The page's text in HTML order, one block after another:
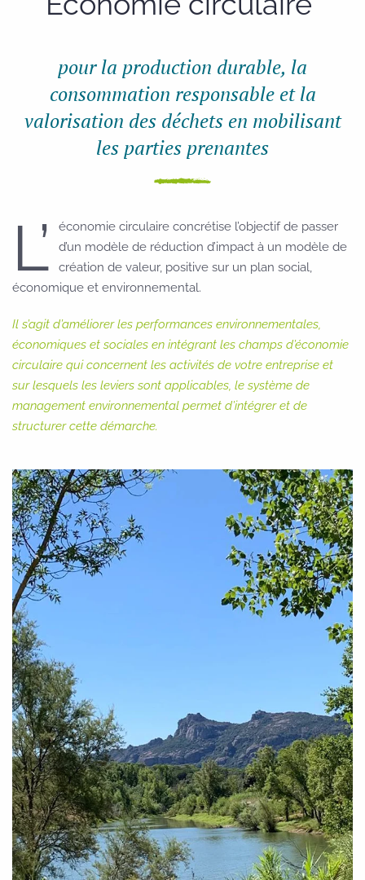
pour la production durable, la
consommation responsable et la
valorisation des déchets en mobilisant
les parties prenantes
L’
économie circulaire concrétise l’objectif de passer
d’un modèle de réduction d’impact à un modèle de
création de valeur, positive sur un plan social,
économique et environnemental.
Il s’agit d’améliorer les performances environnementales,
économiques et sociales en intégrant les champs d’économie
circulaire qui concernent les activités de votre entreprise et
sur lesquels les leviers sont applicables, le système de
management environnemental permet d’intégrer et de
structurer cette démarche.